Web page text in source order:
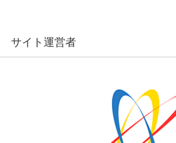
サイト運営者